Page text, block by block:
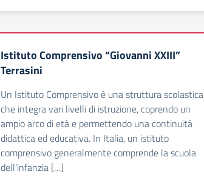
Istituto Comprensivo “Giovanni XXIII”
Terrasini
Un Istituto Comprensivo è una struttura scolastica
che integra vari livelli di istruzione, coprendo un
ampio arco di età e permettendo una continuità
didattica ed educativa. In Italia, un istituto
comprensivo generalmente comprende la scuola
dell’infanzia […]